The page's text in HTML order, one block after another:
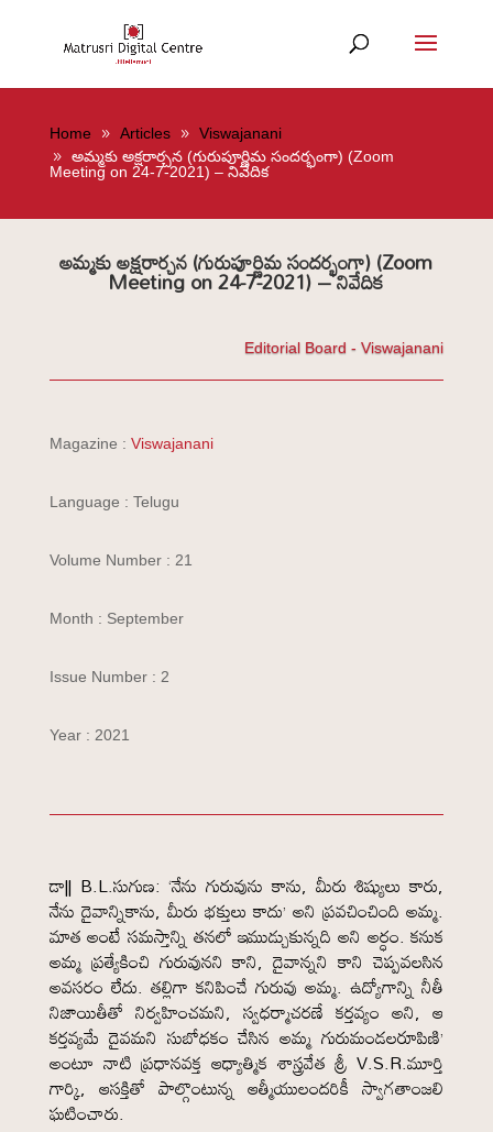
Home Articles
Viswajanani
అమ్మకు అక్షరార్చన (గురుపూర్ణిమ సందర్భంగా) (Zoom
Meeting on 24-7-2021) – నివేదిక
అమ్మకు అక్షరార్చన (గురుపూర్ణిమ సందర్భంగా) (Zoom
Meeting on 24-7-2021) – నివేదిక
Editorial Board - Viswajanani
Magazine : Viswajanani
Language : Telugu
Volume Number : 21
Month : September
Issue Number : 2
Year : 2021
డా|| B.L.సుగుణ: ‘నేను గురువును కాను, మీరు శిష్యులు కారు,
నేను దైవాన్నికాను, మీరు భక్తులు కాదు’ అని ప్రవచించింది అమ్మ.
మాత అంటే సమస్తాన్ని తనలో ఇముడ్చుకున్నది అని అర్ధం. కనుక
అమ్మ ప్రత్యేకించి గురువునని కాని, దైవాన్నని కాని చెప్పవలసిన
అవసరం లేదు. తల్లిగా కనిపించే గురువు అమ్మ. ఉద్యోగాన్ని నీతీ
నిజాయితీతో నిర్వహించమని, స్వధర్మాచరణే కర్తవ్యం అని, ఆ
కర్తవ్యమే దైవమని సుబోధకం చేసిన అమ్మ గురుమండలరూపిణి’
అంటూ నాటి ప్రధానవక్త ఆధ్యాత్మిక శాస్త్రవేత శ్రీ V.S.R.మూర్తి
గార్కి, ఆసక్తితో పాల్గొంటున్న ఆత్మీయులందరికీ స్వాగతాంజలి
ఘటించారు.